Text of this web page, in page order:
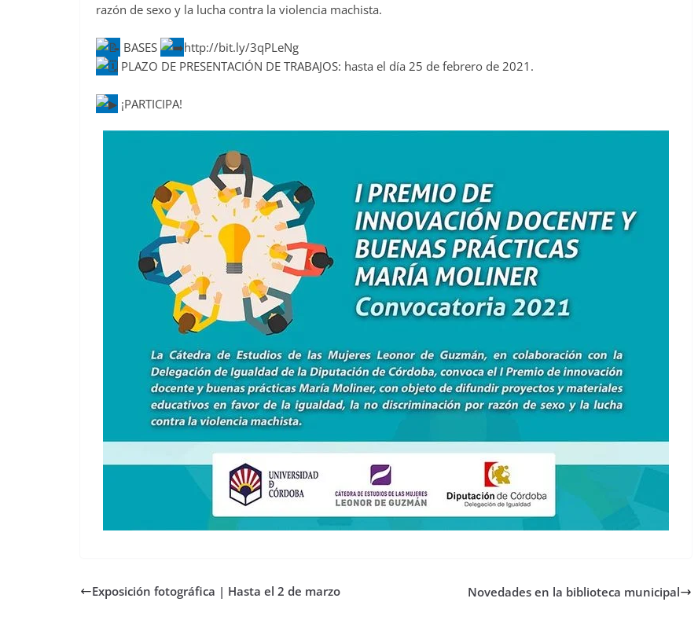
o
k
razón de sexo y la lucha contra la violencia machista.
BASES
http://bit.ly/3qPLeNg
PLAZO DE PRESENTACIÓN DE TRABAJOS: hasta el día 25 de febrero de 2021.
¡PARTICIPA!
Exposición fotográfica | Hasta el 2 de marzo Novedades en la biblioteca municipal